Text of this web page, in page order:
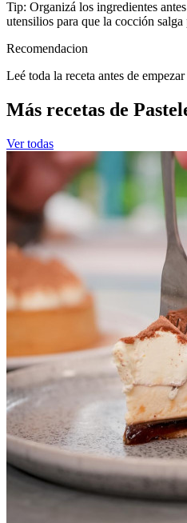
Tip: Organizá los ingredientes
utensilios para que la cocción salga
Recomendacion
Leé toda la receta antes de
Más recetas de
Ver todas